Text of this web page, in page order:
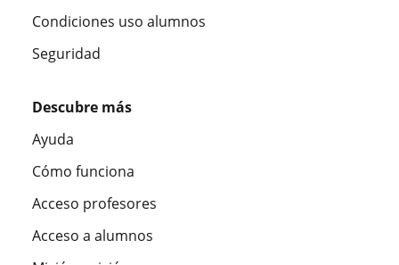
Condiciones uso alumnos
Seguridad
Descubre más
Ayuda
Cómo funciona
Acceso profesores
Acceso a alumnos